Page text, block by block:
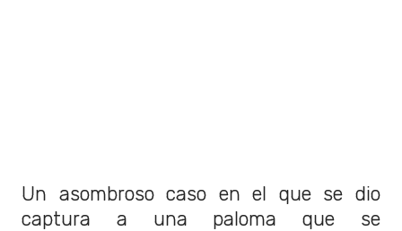
Un asombroso caso en el que se dio
captura a una paloma que se